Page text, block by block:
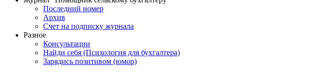
Последний номер
Архив
Счет на подписку журнала
Разное
Консультации
Найди себя (Психология для бухгалтера)
Зарядись позитивом (юмор)